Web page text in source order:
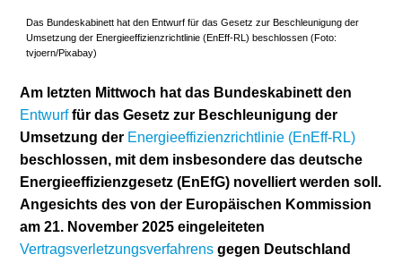
Speicher
Stromerzeugung
Wärme
Wasserstoff
Forschungsnetzwerk
Bibliothek
Newsletter
Infomaterial
Das Bundeskabinett hat den Entwurf für das Gesetz zur Beschleunigung der
Umsetzung der Energieeffizienzrichtlinie (EnEff-RL) beschlossen (Foto:
tvjoern/Pixabay)
Am letzten Mittwoch hat das Bundeskabinett den
Entwurffür das Gesetz zur Beschleunigung der
Umsetzung der Energieeffizienzrichtlinie (EnEff-RL)
beschlossen, mit dem insbesondere das deutsche
Energieeffizienzgesetz (EnEfG) novelliert werden soll.
Angesichts des von der Europäischen Kommission
am 21. November 2025 eingeleiteten
Vertragsverletzungsverfahrens gegen Deutschland